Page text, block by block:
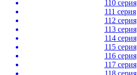
110 серия
111 серия
112 серия
113 серия
114 серия
115 серия
116 серия
117 серия
118 серия